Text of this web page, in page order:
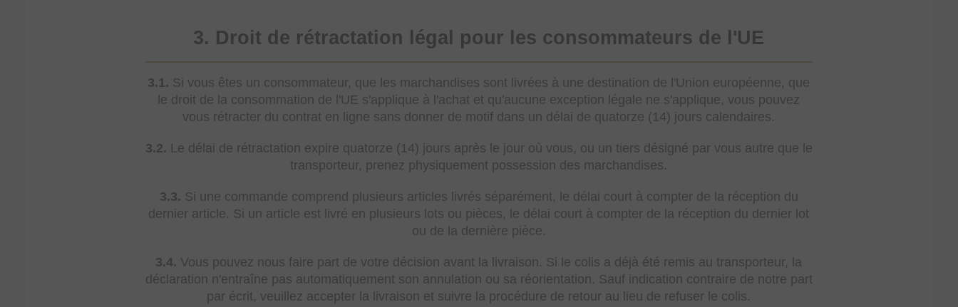
3. Droit de rétractation légal pour les consommateurs de l'UE
3.1. Si vous êtes un consommateur, que les marchandises sont livrées à une destination de l'Union européenne, que
le droit de la consommation de l'UE s'applique à l'achat et qu'aucune exception légale ne s'applique, vous pouvez
vous rétracter du contrat en ligne sans donner de motif dans un délai de quatorze (14) jours calendaires.
3.2. Le délai de rétractation expire quatorze (14) jours après le jour où vous, ou un tiers désigné par vous autre que le
transporteur, prenez physiquement possession des marchandises.
3.3. Si une commande comprend plusieurs articles livrés séparément, le délai court à compter de la réception du
dernier article. Si un article est livré en plusieurs lots ou pièces, le délai court à compter de la réception du dernier lot
ou de la dernière pièce.
3.4. Vous pouvez nous faire part de votre décision avant la livraison. Si le colis a déjà été remis au transporteur, la
déclaration n'entraîne pas automatiquement son annulation ou sa réorientation. Sauf indication contraire de notre part
par écrit, veuillez accepter la livraison et suivre la procédure de retour au lieu de refuser le colis.